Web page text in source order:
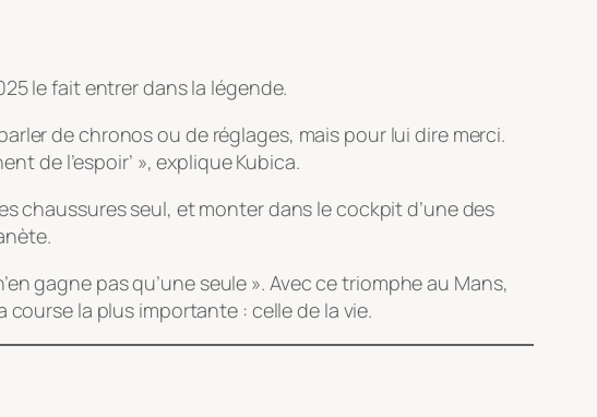
le fait entrer dans la légende.
de chronos ou de réglages, mais pour lui dire merci.
de l’espoir’ », explique Kubica.
chaussures seul, et monter dans le cockpit d’une des
gagne pas qu’une seule ». Avec ce triomphe au Mans,
la plus importante : celle de la vie.